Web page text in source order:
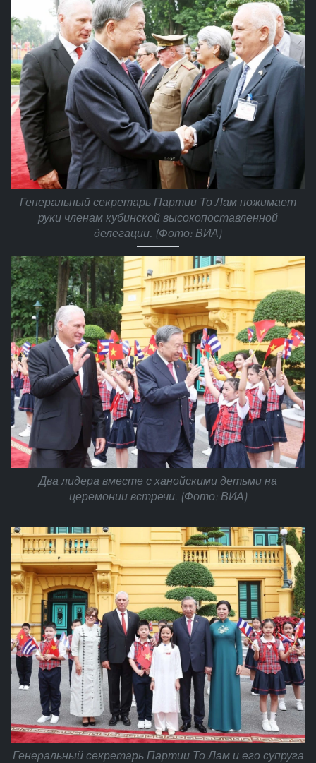
Генеральный секретарь Партии То Лам пожимает
руки членам кубинской высокопоставленной
делегации. (Фото: ВИА)
Два лидера вместе с ханойскими детьми на
церемонии встречи. (Фото: ВИА)
Генеральный секретарь Партии То Лам и его супруга